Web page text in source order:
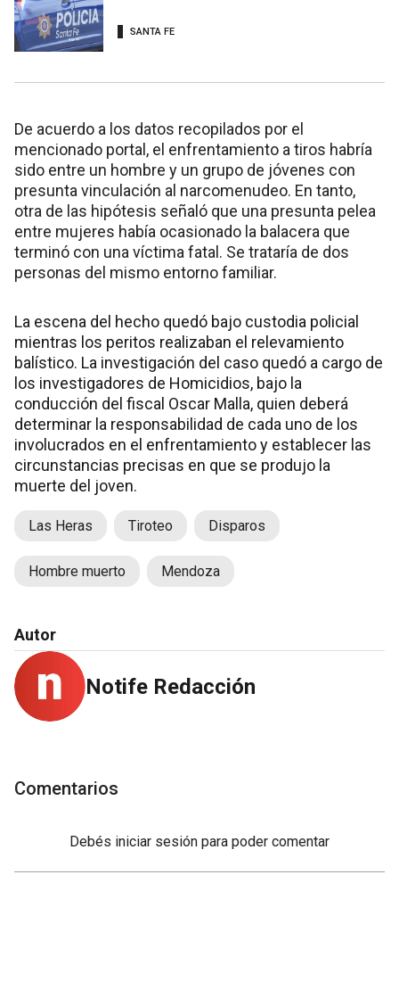
SANTA FE
De acuerdo a los datos recopilados por el
mencionado portal, el enfrentamiento a tiros habría
sido entre un hombre y un grupo de jóvenes con
presunta vinculación al narcomenudeo. En tanto,
otra de las hipótesis señaló que una presunta pelea
entre mujeres había ocasionado la balacera que
terminó con una víctima fatal. Se trataría de dos
personas del mismo entorno familiar.
La escena del hecho quedó bajo custodia policial
mientras los peritos realizaban el relevamiento
balístico. La investigación del caso quedó a cargo de
los investigadores de Homicidios, bajo la
conducción del fiscal Oscar Malla, quien deberá
determinar la responsabilidad de cada uno de los
involucrados en el enfrentamiento y establecer las
circunstancias precisas en que se produjo la
muerte del joven.
Las Heras Tiroteo Disparos
Hombre muerto Mendoza
Autor
Notife Redacción
Comentarios
Debés iniciar sesión para poder comentar